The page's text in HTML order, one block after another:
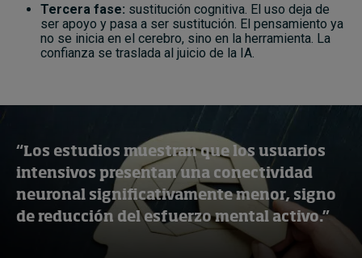
Tercera fase: sustitución cognitiva. El uso deja de
ser apoyo y pasa a ser sustitución. El pensamiento ya
no se inicia en el cerebro, sino en la herramienta. La
confianza se traslada al juicio de la IA.
“Los estudios muestran que los usuarios
intensivos presentan una conectividad
neuronal significativamente menor, signo
de reducción del esfuerzo mental activo.”